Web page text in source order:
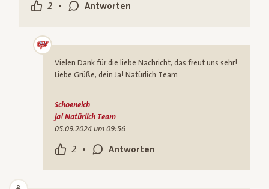
2 • Antworten
Vielen Dank für die liebe Nachricht, das freut uns sehr!
Liebe Grüße, dein Ja! Natürlich Team
2 • Antworten
Schoeneich
ja! Natürlich Team
05.09.2024 um 09:56